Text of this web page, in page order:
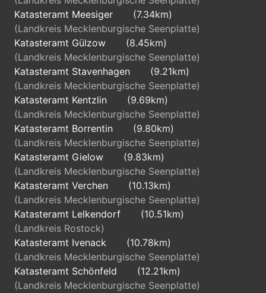
Katasteramt Meesiger
(7.34km)
(Landkreis Mecklenburgische Seenplatte)
Katasteramt Gülzow
(8.45km)
(Landkreis Mecklenburgische Seenplatte)
Katasteramt Stavenhagen
(9.21km)
(Landkreis Mecklenburgische Seenplatte)
Katasteramt Kentzlin
(9.69km)
(Landkreis Mecklenburgische Seenplatte)
Katasteramt Borrentin
(9.80km)
(Landkreis Mecklenburgische Seenplatte)
Katasteramt Gielow
(9.83km)
(Landkreis Mecklenburgische Seenplatte)
Katasteramt Verchen
(10.13km)
(Landkreis Mecklenburgische Seenplatte)
Katasteramt Lelkendorf
(10.51km)
(Landkreis Rostock)
Katasteramt Ivenack
(10.78km)
(Landkreis Mecklenburgische Seenplatte)
Katasteramt Schönfeld
(12.21km)
(Landkreis Mecklenburgische Seenplatte)